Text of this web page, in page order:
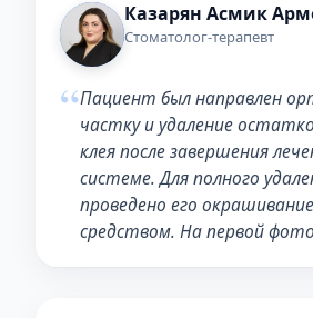
Казарян Асмик
Стоматолог-терапевт
“Пациент был направлен
частку и удаление
клея после завершения
системе. Для полного
проведено его
средством. На первой